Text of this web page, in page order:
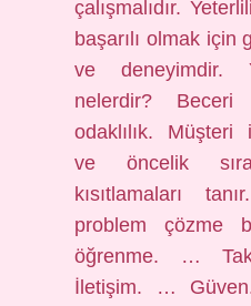
çalışmalıdır.
başarılı olmak için
ve deneyimdir.
nelerdir? Beceri
odaklılık. Müşteri
ve öncelik
kısıtlamaları
problem çözme
öğrenme. …
İletişim. …